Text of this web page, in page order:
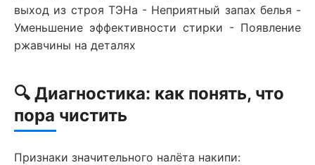
выход из строя ТЭНа - Неприятный запах белья -
Уменьшение эффективности стирки - Появление
ржавчины на деталях
🔍 Диагностика: как понять, что
пора чистить
Признаки значительного налёта накипи: